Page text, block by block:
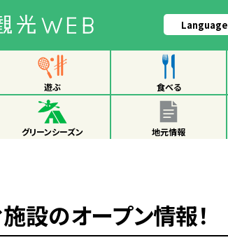
Language
遊ぶ 食べる
グリーンシーズン 地元情報
設のオープン情報！